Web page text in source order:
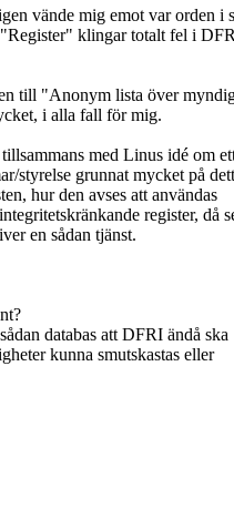
vände mig emot var orden i
klingar totalt fel i
till "Anonym lista över
i alla fall för mig.
med Linus idé om
styrelse grunnat mycket på
hur den avses att användas
register, då
en sådan tjänst.
databas att DFRI ändå ska
kunna smutskastas eller